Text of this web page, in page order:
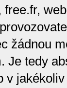
žádnou
Je tedy
v